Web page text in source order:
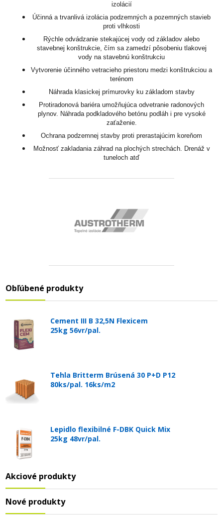
izolácií
Účinná a trvanlivá izolácia podzemných a pozemných stavieb
proti vlhkosti
Rýchle odvádzanie stekajúcej vody od základov alebo
stavebnej konštrukcie, čím sa zamedzí pôsobeniu tlakovej
vody na stavebnú konštrukciu
Vytvorenie účinného vetracieho priestoru medzi konštrukciou a
terénom
Náhrada klasickej prímurovky ku základom stavby
Protiradonová bariéra umožňujúca odvetranie radonových
plynov. Náhrada podkladového betónu podláh i pre vysoké
zaťaženie.
Ochrana podzemnej stavby proti prerastajúcim koreňom
Možnosť zakladania záhrad na plochých strechách. Drenáž v
tuneloch atď
Obľúbené produkty
Cement III B 32,5N Flexicem
25kg 56vr/pal.
Tehla Britterm Brúsená 30 P+D P12
80ks/pal. 16ks/m2
Lepidlo flexibilné F-DBK Quick Mix
25kg 48vr/pal.
Akciové produkty
Nové produkty